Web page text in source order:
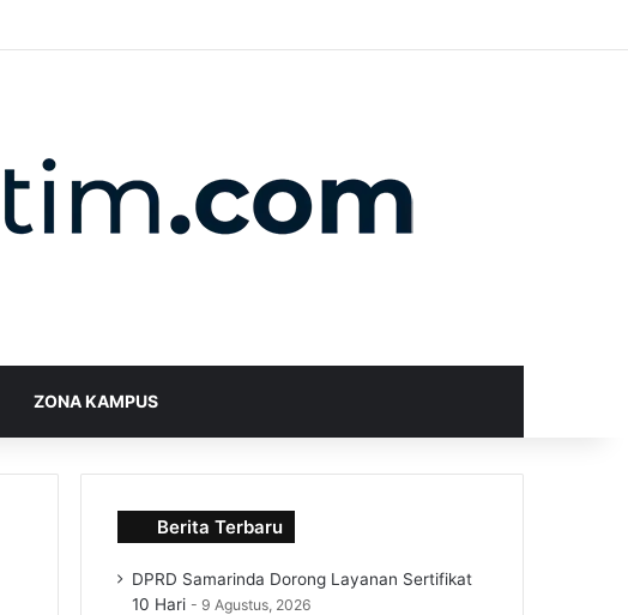
ZONA KAMPUS
Berita Terbaru
DPRD Samarinda Dorong Layanan Sertifikat
10 Hari
9 Agustus, 2026